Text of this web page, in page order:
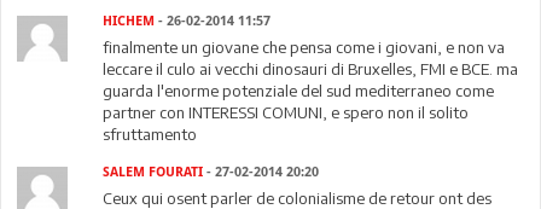
HICHEM - 26-02-2014 11:57
finalmente un giovane che pensa come i giovani, e non va
leccare il culo ai vecchi dinosauri di Bruxelles, FMI e BCE. ma
guarda l'enorme potenziale del sud mediterraneo come
partner con INTERESSI COMUNI, e spero non il solito
sfruttamento
SALEM FOURATI - 27-02-2014 20:20
Ceux qui osent parler de colonialisme de retour ont des